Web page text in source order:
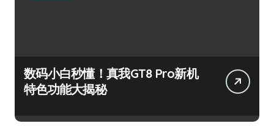
数码小白秒懂！真我GT8 Pro新机
特色功能大揭秘